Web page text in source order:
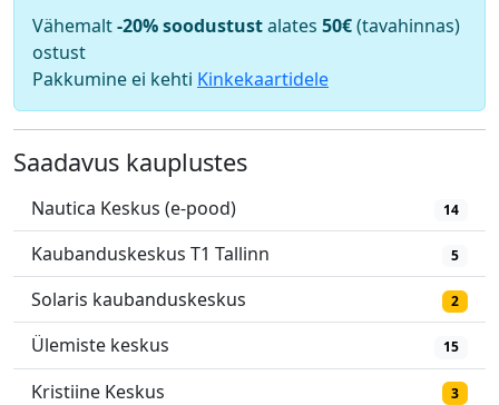
Vähemalt-20% soodustustalates 50€(tavahinnas)
ostust
Pakkumine ei kehti Kinkekaartidele
Saadavus kauplustes
Nautica Keskus (e-pood) 14
Kaubanduskeskus T1 Tallinn 5
Solaris kaubanduskeskus 2
Ülemiste keskus 15
Kristiine Keskus 3